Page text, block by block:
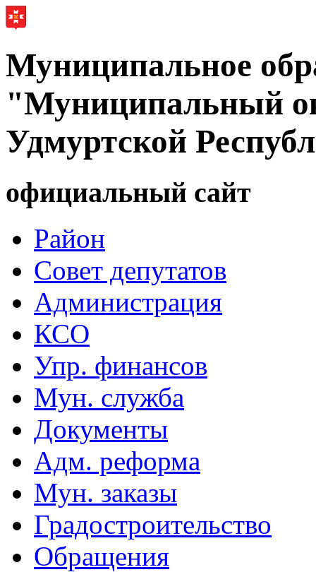
Муниципальное
"Муниципальный
Удмуртской
официальный сайт
Район
Совет депутатов
Администрация
КСО
Упр. финансов
Мун. служба
Документы
Адм. реформа
Мун. заказы
Градостроительство
Обращения